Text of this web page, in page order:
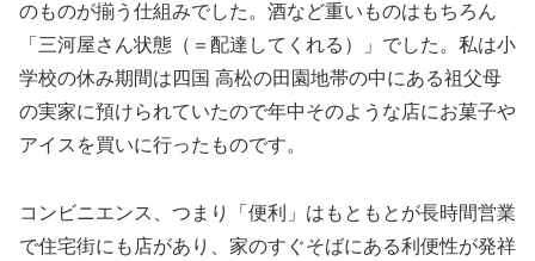
のものが揃う仕組みでした。酒など重いものはもちろん
「三河屋さん状態（＝配達してくれる）」でした。私は小
学校の休み期間は四国 高松の田園地帯の中にある祖父母
の実家に預けられていたので年中そのような店にお菓子や
アイスを買いに行ったものです。
コンビニエンス、つまり「便利」はもともとが長時間営業
で住宅街にも店があり、家のすぐそばにある利便性が発祥